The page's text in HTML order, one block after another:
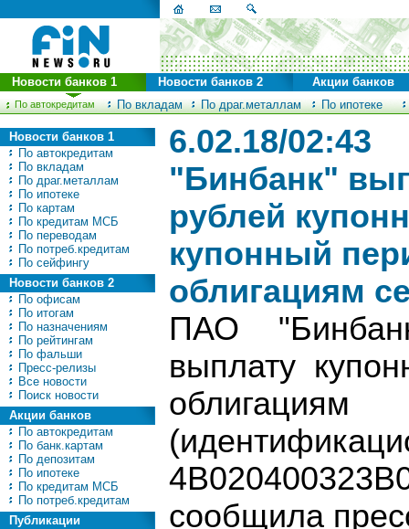
По автокредитам По вкладам По драг.металлам По ипотеке
Новости банков 1 Новости банков 2 Акции банков
Новости банков 1
По автокредитам
По вкладам
По драг.металлам
По ипотеке
По картам
По кредитам МСБ
По переводам
По потреб.кредитам
По сейфингу
Новости банков 2
По офисам
По итогам
По назначениям
По рейтингам
По фальши
Пресс-релизы
Все новости
Поиск новости
Акции банков
По автокредитам
По банк.картам
По депозитам
По ипотеке
По кредитам МСБ
По потреб.кредитам
Публикации
6.02.18/02:43
"Бинбанк"
рублей
купонный
облигациям
ПАО
выплату
сообщила